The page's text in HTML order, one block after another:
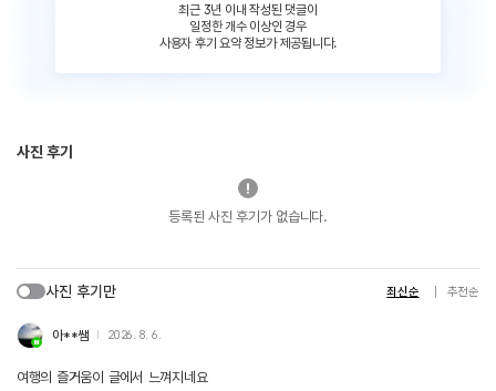
최근 3년 이내 작성된 댓글이
일정한 개수 이상인 경우
사용자 후기 요약 정보가 제공됩니다.
사진 후기
등록된 사진 후기가 없습니다.
사진 후기만 최신순 추천순
아**쌤 2026. 8. 6.
여행의 즐거움이 글에서 느껴지네요